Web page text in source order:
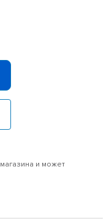
и может